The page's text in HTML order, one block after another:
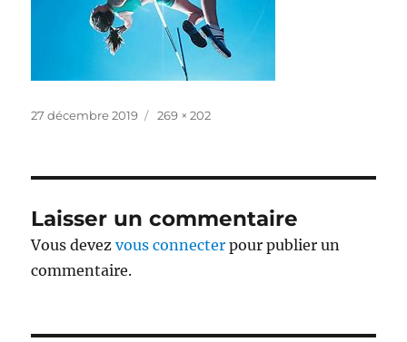
Publié
27 décembre 2019
Taille
269 × 202
Laisser un commentaire
Vous devezvous connecter pour publier un
commentaire.